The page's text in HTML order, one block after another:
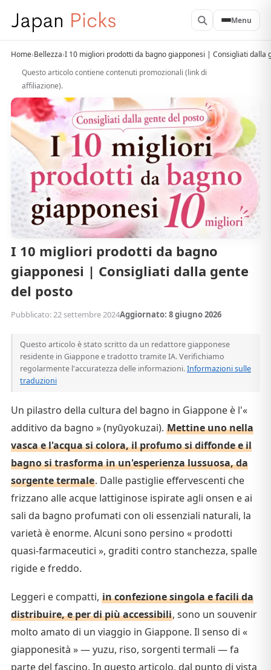
Menu
Home›Bellezza›I 10 migliori prodotti da bagno giapponesi | Consigliati dalla
Questo articolo contiene contenuti promozionali (link di
affiliazione).
I 10 migliori prodotti da bagno
giapponesi | Consigliati dalla gente
del posto
Pubblicato: 22 settembre 2024Aggiornato: 8 giugno 2026
Questo articolo è stato scritto da un redattore giapponese
residente in Giappone e tradotto tramite IA. Verifichiamo
regolarmente l'accuratezza delle informazioni.Informazioni sulle
traduzioni
Un pilastro della cultura del bagno in Giappone è l'«
additivo da bagno » (nyūyokuzai). Mettine uno nella
vasca e l'acqua si colora, il profumo si diffonde e il
bagno si trasforma in un'esperienza lussuosa, da
sorgente termale. Dalle pastiglie effervescenti che
frizzano alle acque lattiginose ispirate agli onsen e ai
sali da bagno profumati con oli essenziali naturali, la
varietà è enorme. Alcuni sono persino « prodotti
quasi-farmaceutici », graditi contro stanchezza, spalle
rigide e freddo.
Leggeri e compatti, in confezione singola e facili da
distribuire, e per di più accessibili, sono un souvenir
molto amato di un viaggio in Giappone. Il senso di «
giapponesità » — yuzu, riso, sorgenti termali — fa
parte del fascino. In questo articolo, dal punto di vista